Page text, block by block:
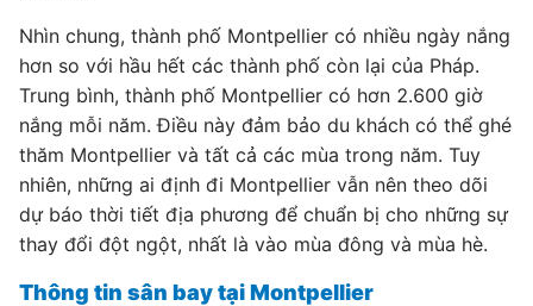
Nhìn chung, thành phố Montpellier có nhiều ngày nắng
hơn so với hầu hết các thành phố còn lại của Pháp.
Trung bình, thành phố Montpellier có hơn 2.600 giờ
nắng mỗi năm. Điều này đảm bảo du khách có thể ghé
thăm Montpellier và tất cả các mùa trong năm. Tuy
nhiên, những ai định đi Montpellier vẫn nên theo dõi
dự báo thời tiết địa phương để chuẩn bị cho những sự
thay đổi đột ngột, nhất là vào mùa đông và mùa hè.
Thông tin sân bay tại Montpellier